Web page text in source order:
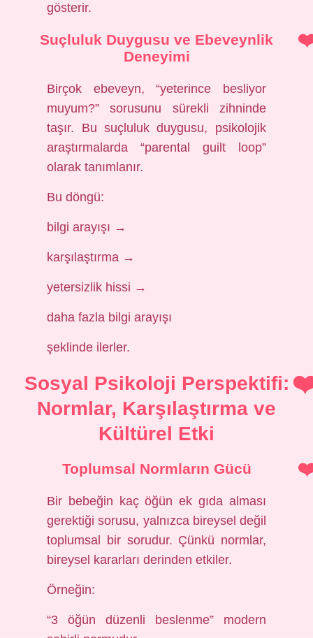
gösterir.
Suçluluk Duygusu ve Ebeveynlik
Deneyimi
Birçok ebeveyn, “yeterince besliyor
muyum?” sorusunu sürekli zihninde
taşır. Bu suçluluk duygusu, psikolojik
araştırmalarda “parental guilt loop”
olarak tanımlanır.
Bu döngü:
bilgi arayışı →
karşılaştırma →
yetersizlik hissi →
daha fazla bilgi arayışı
şeklinde ilerler.
Sosyal Psikoloji Perspektifi:
Normlar, Karşılaştırma ve
Kültürel Etki
Toplumsal Normların Gücü
Bir bebeğin kaç öğün ek gıda alması
gerektiği sorusu, yalnızca bireysel değil
toplumsal bir sorudur. Çünkü normlar,
bireysel kararları derinden etkiler.
Örneğin:
“3 öğün düzenli beslenme” modern